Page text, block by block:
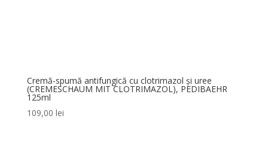
Cremă-spumă antifungică cu clotrimazol și uree
(CREMESCHAUM MIT CLOTRIMAZOL), PEDIBAEHR
125ml
109,00 lei